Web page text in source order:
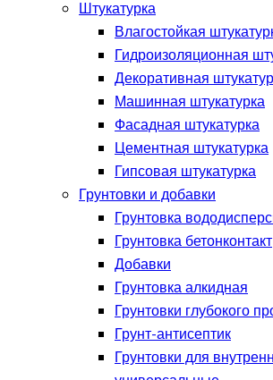
Штукатурка
Влагостойкая
Гидроизоляционная
Декоративная
Машинная штукатурка
Фасадная штукатурка
Цементная штукатурка
Гипсовая штукатурка
Грунтовки и добавки
Грунтовка
Грунтовка бетонконтакт
Добавки
Грунтовка алкидная
Грунтовки глубокого
Грунт-антисептик
Грунтовки для